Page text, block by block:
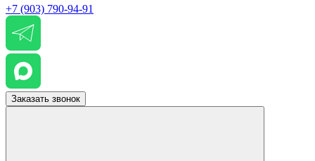
+7 (903) 790-94-91
Заказать звонок